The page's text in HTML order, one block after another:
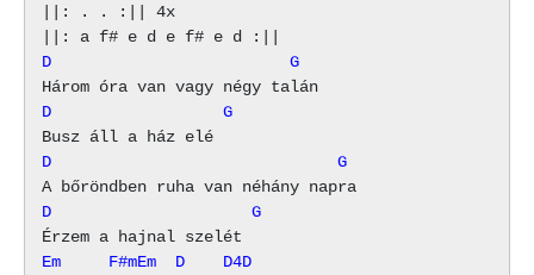
||: . . :|| 4x
D                         G
D                  G
D                              G
D                     G
Em     F#mEm  D    D4D